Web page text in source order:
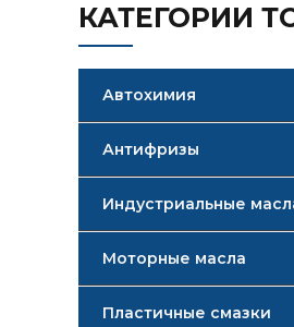
КАТЕГОРИИ
Автохимия
Антифризы
Индустриальные
Моторные масла
Пластичные смазки